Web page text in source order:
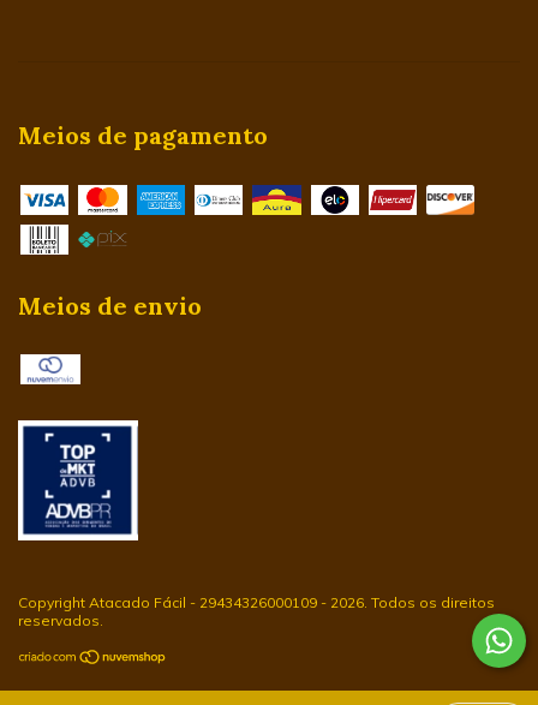
Meios de pagamento
Meios de envio
Copyright Atacado Fácil - 29434326000109 - 2026. Todos os direitos
reservados.